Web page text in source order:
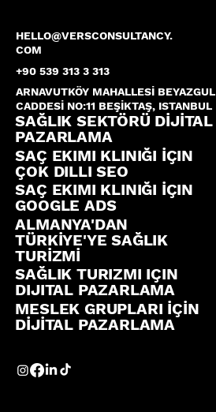
HELLO@VERSCONSULTANCY.
COM
+90 539 313 3 313
ARNAVUTKÖY MAHALLESİ BEYAZGUL
CADDESİ NO:11 BEŞİKTAŞ, ISTANBUL
SAĞLIK SEKTÖRÜ DİJİTAL
PAZARLAMA
SAÇ EKIMI KLINIĞI İÇIN
ÇOK DILLI SEO
SAÇ EKIMI KLINIĞI İÇIN
GOOGLE ADS
ALMANYA'DAN
TÜRKİYE'YE SAĞLIK
TURİZMİ
SAĞLIK TURIZMI IÇIN
DIJITAL PAZARLAMA
MESLEK GRUPLARI İÇİN
DİJİTAL PAZARLAMA